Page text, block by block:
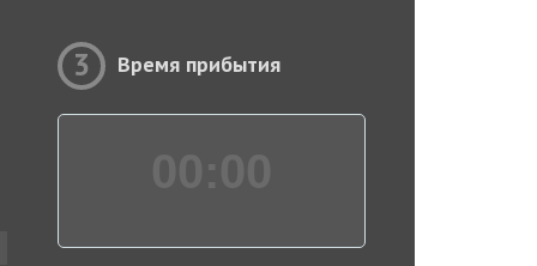
3 Время прибытия